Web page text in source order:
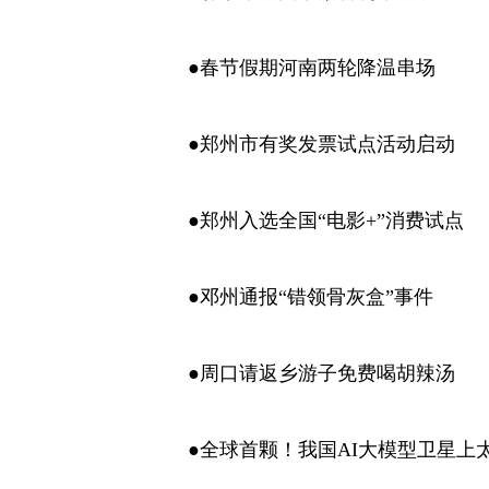
●春节假期河南两轮降温串场
●郑州市有奖发票试点活动启动
●郑州入选全国“电影+”消费试点
●邓州通报“错领骨灰盒”事件
●周口请返乡游子免费喝胡辣汤
●全球首颗！我国AI大模型卫星上